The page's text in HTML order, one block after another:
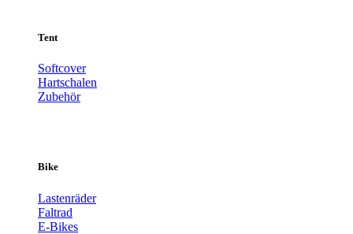
Tent
Softcover
Hartschalen
Zubehör
Bike
Lastenräder
Faltrad
E-Bikes